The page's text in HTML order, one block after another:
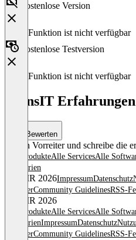
Kostenlose Version
Diese Funktion ist nicht verfügbar
Kostenlose Testversion
Diese Funktion ist nicht verfügbar
TransIT
Bewerten
Sei ein Vorreiter und schreibe die
Alle ProdukteAlle ServicesAlle
Kategorien
© OMR 2026ImpressumDatenschutz
AnbieterCommunity GuidelinesRSS-
© OMR 2026
Alle ProdukteAlle ServicesAlle
KategorienImpressumDatenschutz
AnbieterCommunity GuidelinesRSS-